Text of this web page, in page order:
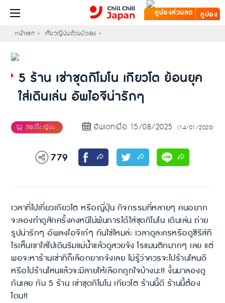
คูปอง
หน้าแรก เที่ยวญี่ปุ่นด้วยตัวเอง
5 ร้าน เช่าชุดกิโมโน เกียวโต ย้อนยุค
ใส่เดินเล่น อัพไอจีน่ารักๆ
อัพเดทเมื่อ 15/08/2025 (14/01/2020)
779
เวลาที่ไปเที่ยวเกียวโต หรือญี่ปุ่น กิจกรรมที่หลายๆ คนอยาก
จะลองทำดูสักครั้งคงหนีไม่พ้นการได้ใส่ชุดกิโมโน เดินเล่น ถ่าย
รูปน่ารักๆ อัพลงไอจีเก๋ๆ กันใช่ไหมล่ะ เวลาดูละครหรือดูซีรีส์ที
ไรเห็นเขาใส่ไปเดินริมแม่น้ำแล้วดูสวยจัง โรแมนติกมากๆ เลย แต่
พอจะหาร้านเช่าทีก็เลือกยากจังเลย ไม่รู้ว่าควรจะไปร้านไหนดี
หรือไปร้านไหนแล้วจะมีลายให้เลือกถูกใจบ้างนะ!! งั้นมาลองดู
กันเลย กับ 5 ร้าน เช่าชุดกิโมโน เกียวโต ร้านนี้ดี ร้านนี้ต้อง
โดน!!